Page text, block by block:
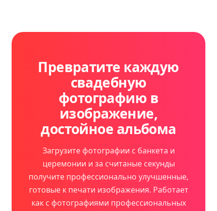
Превратите каждую
свадебную
фотографию в
изображение,
достойное альбома
Загрузите фотографии с банкета и
церемонии и за считаные секунды
получите профессионально улучшенные,
готовые к печати изображения. Работает
как с фотографиями профессиональных